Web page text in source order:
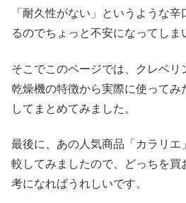
「耐久性がない」というような
るのでちょっと不安になってしま
そこでこのページでは、クレベ
乾燥機の特徴から実際に使ってみ
してまとめてみました。
最後に、あの人気商品「カラリエ
較してみましたので、どっちを買
考になればうれしいです。